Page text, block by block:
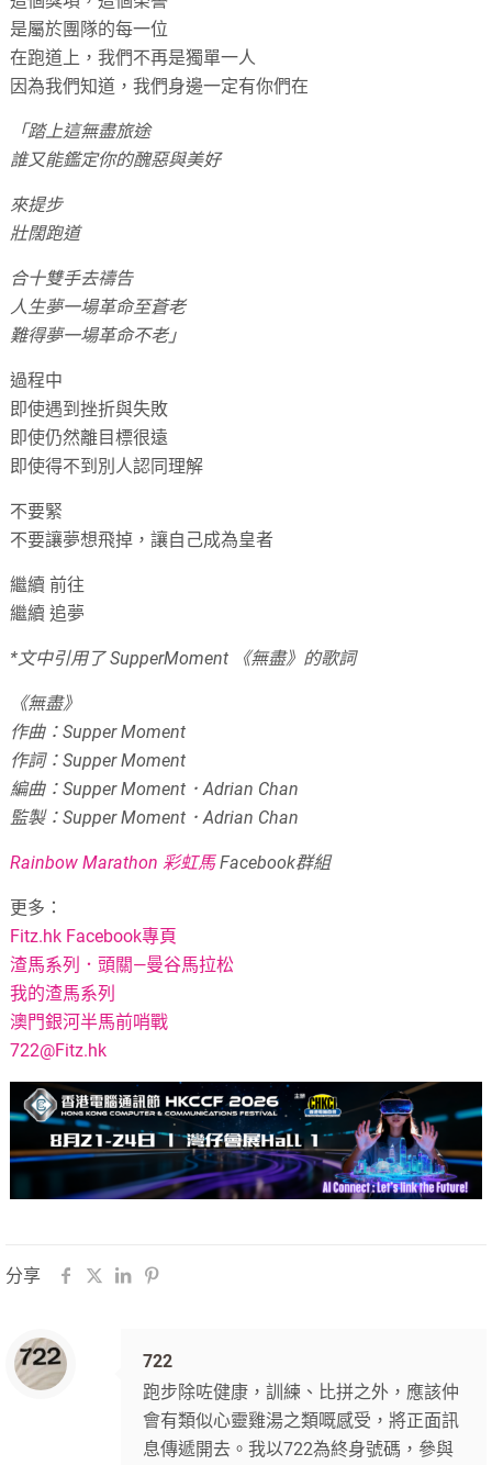
是屬於團隊的每一位
在跑道上，我們不再是獨單一人
因為我們知道，我們身邊一定有你們在
「踏上這無盡旅途
誰又能鑑定你的醜惡與美好
來提步
壯闊跑道
合十雙手去禱告
人生夢一場革命至蒼老
難得夢一場革命不老」
過程中
即使遇到挫折與失敗
即使仍然離目標很遠
即使得不到別人認同理解
不要緊
不要讓夢想飛掉，讓自己成為皇者
繼續 前往
繼續 追夢
*文中引用了 SupperMoment 《無盡》的歌詞
《無盡》
作曲：Supper Moment
作詞：Supper Moment
編曲：Supper Moment．Adrian Chan
監製：Supper Moment．Adrian Chan
Rainbow Marathon 彩虹馬Facebook群組
更多：
Fitz.hk Facebook專頁
渣馬系列．頭關—曼谷馬拉松
我的渣馬系列
澳門銀河半馬前哨戰
722@Fitz.hk
分享
722
跑步除咗健康，訓練、比拼之外，應該仲
會有類似心靈雞湯之類嘅感受，將正面訊
息傳遞開去。我以722為終身號碼，參與